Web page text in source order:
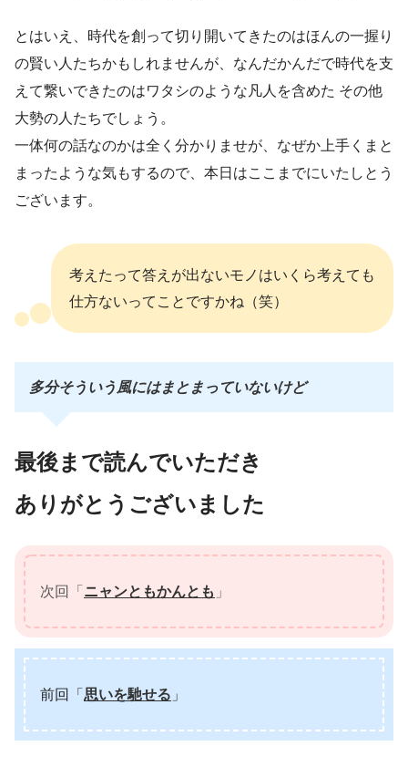
とはいえ、時代を創って切り開いてきたのはほんの一握り
の賢い人たちかもしれませんが、なんだかんだで時代を支
えて繋いできたのはワタシのような凡人を含めた その他
大勢の人たちでしょう。
一体何の話なのかは全く分かりませが、なぜか上手くまと
まったような気もするので、本日はここまでにいたしとう
ございます。
考えたって答えが出ないモノはいくら考えても
仕方ないってことですかね（笑）
多分そういう風にはまとまっていないけど
最後まで読んでいただき
ありがとうございました
次回「 ニャンともかんとも 」
前回「 思いを馳せる 」